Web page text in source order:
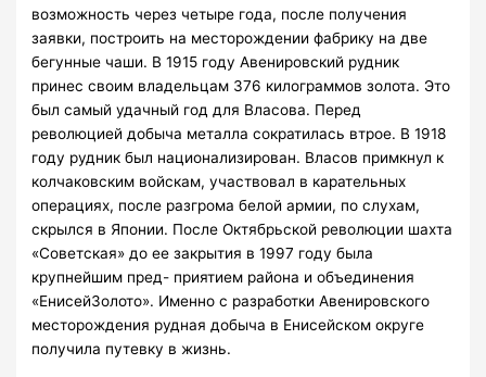
возможность через четыре года, после получения
заявки, построить на месторождении фабрику на две
бегунные чаши. В 1915 году Авенировский рудник
принес своим владельцам 376 килограммов золота. Это
был самый удачный год для Власова. Перед
революцией добыча металла сократилась втрое. В 1918
году рудник был национализирован. Власов примкнул к
колчаковским войскам, участвовал в карательных
операциях, после разгрома белой армии, по слухам,
скрылся в Японии. После Октябрьской революции шахта
«Советская» до ее закрытия в 1997 году была
крупнейшим пред- приятием района и объединения
«ЕнисейЗолото». Именно с разработки Авенировского
месторождения рудная добыча в Енисейском округе
получила путевку в жизнь.